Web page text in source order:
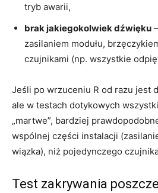
tryb awarii,
brak jakiegokolwiek dźwięku
zasilaniem modułu,
czujnikami (np. wszystkie
Jeśli po wrzuceniu R od razu jest
ale w testach dotykowych
„martwe”, bardziej
wspólnej części instalacji
wiązka), niż pojedynczego
Test zakrywania